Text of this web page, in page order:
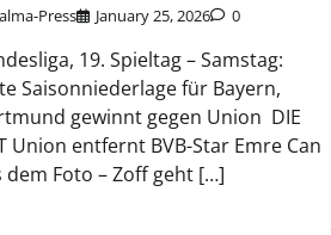
Press January 25, 2026 0
19. Spieltag – Samstag:
Saisonniederlage für Bayern,
gewinnt gegen Union DIE
Union entfernt BVB-Star Emre Can
dem Foto – Zoff geht […]